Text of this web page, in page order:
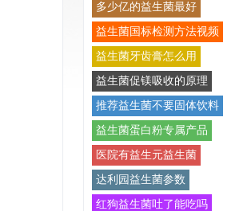
多少亿的益生菌最好
益生菌国标检测方法视频
益生菌牙齿膏怎么用
益生菌促镁吸收的原理
推荐益生菌不要固体饮料
益生菌蛋白粉专属产品
医院有益生元益生菌
达利园益生菌参数
红狗益生菌吐了能吃吗